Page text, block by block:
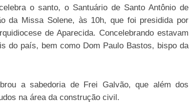
o santo, o Santuário de Santo Antônio de
da Missa Solene, às 10h, que foi presidida por
de Aparecida. Concelebrando estavam
do país, bem como Dom Paulo Bastos, bispo da
a sabedoria de Frei Galvão, que além dos
na área da construção civil.